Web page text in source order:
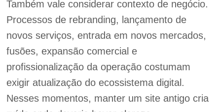
Também vale considerar contexto de negócio.
Processos de rebranding, lançamento de
novos serviços, entrada em novos mercados,
fusões, expansão comercial e
profissionalização da operação costumam
exigir atualização do ecossistema digital.
Nesses momentos, manter um site antigo cria